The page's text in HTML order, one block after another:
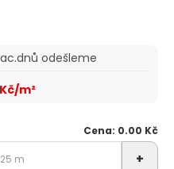
Cena: 0.00 Kč
+
odešleme
m²